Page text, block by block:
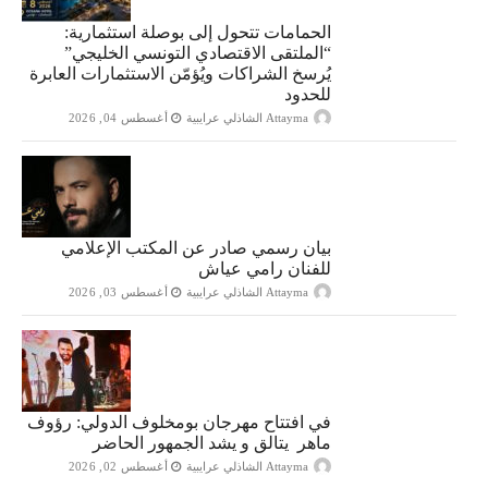
الحمامات تتحول إلى بوصلة استثمارية:
“الملتقى الاقتصادي التونسي الخليجي”
يُرسخ الشراكات ويُؤمّن الاستثمارات العابرة
للحدود
Attayma الشاذلي عرايبية أغسطس 04, 2026
بيان رسمي صادر عن المكتب الإعلامي
للفنان رامي عياش
Attayma الشاذلي عرايبية أغسطس 03, 2026
في افتتاح مهرجان بومخلوف الدولي: رؤوف
ماهر يتالق و يشد الجمهور الحاضر
Attayma الشاذلي عرايبية أغسطس 02, 2026